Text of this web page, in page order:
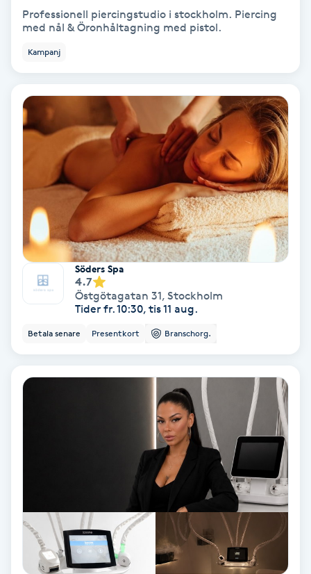
Hyperhidros
Hypnos
Hårborttagning
Hårbottenbehandling
Hårförlängning
Hårvård
Hälsa
Hälsprickor
IPL
Japansk massage
Professionell piercingstudio i stockholm. Piercing
med nål & Öronhåltagning med pistol.
Kampanj
Söders Spa
4.7
Östgötagatan 31, Stockholm
Tider fr. 10:30, tis 11 aug.
Betala senare Presentkort Branschorg.